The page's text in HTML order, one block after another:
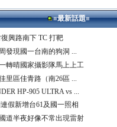
≡最新話題≡
復興路南下 TC 打靶
發現國一台南的狗洞 ...
轉晴國家攝影隊馬上上工
里區佳青路（南26區 ...
HP-905 ULTRA vs ...
假新增台61及國一照相
道半夜好像不常出現雷射